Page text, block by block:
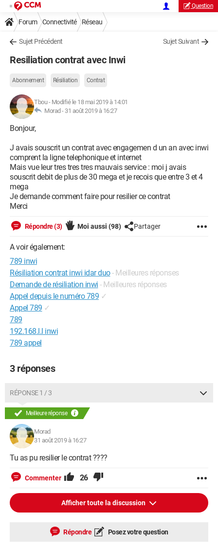
Question
Forum Connectivité Réseau
Sujet Précédent Sujet Suivant
Resiliation contrat avec Inwi
Abonnement Résiliation Contrat
Tbou- Modifié le 18 mai 2019 à 14:01
Morad - 31 août 2019 à 16:27
Bonjour,
J avais souscrit un contrat avec engagemen d un an avec inwi
comprent la ligne telephonique et internet
Mais vue leur tres tres tres mauvais service : moi j avais
souscrit debit de plus de 30 mega et je recois que entre 3 et 4
mega
Je demande comment faire pour resilier ce contrat
Merci
Répondre (3) Moi aussi (98) Partager
A voir également:
789 inwi
Résiliation contrat inwi idar duo- Meilleures réponses
Demande de résiliation inwi - Meilleures réponses
Appel depuis le numéro 789 ✓
Appel 789 ✓
789
192.168.l.l inwi
789 appel
3 réponses
RÉPONSE 1 / 3
Meilleure réponse
Morad
31 août 2019 à 16:27
Tu as pu resilier le contrat ????
Commenter 26
Afficher toute la discussion
Répondre Posez votre question